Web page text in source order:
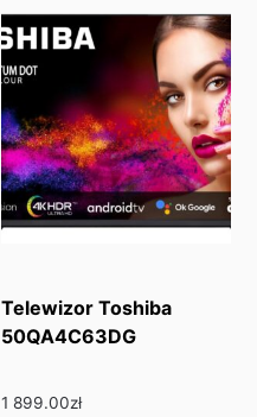
Telewizor Toshiba
50QA4C63DG
1 899.00zł